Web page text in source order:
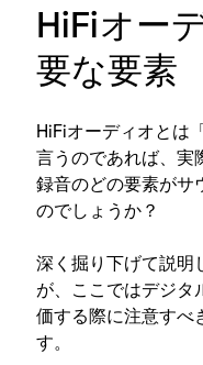
HiFiオー
要な要素
HiFiオーディオとは
言うのであれば、実
録音のどの要素がサ
のでしょうか？
深く掘り下げて説明
が、ここではデジタ
価する際に注意すべ
す。